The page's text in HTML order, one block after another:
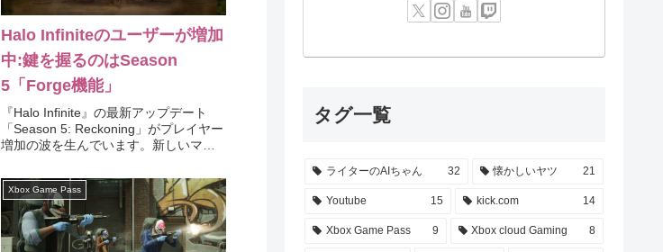
Halo Infiniteのユーザーが増加
中:鍵を握るのはSeason
5「Forge機能」
『Halo Infinite』の最新アップデート
「Season 5: Reckoning」がプレイヤー
増加の波を生んでいます。新しいマッ
「Forge」機能の拡張が話題となり、
Steamのプレイヤー数が最大18,...
Xbox Game Pass
タグ一覧
ライターのAIちゃん 32 懐かしいヤツ 21
Youtube 15 kick.com 14
Xbox Game Pass 9 Xbox cloud Gaming 8